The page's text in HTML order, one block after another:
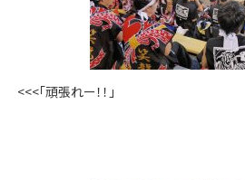
<<<「頑張れー！！」